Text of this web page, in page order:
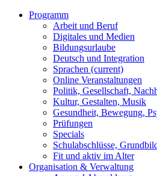
Programm
Arbeit und Beruf
Digitales und Medien
Bildungsurlaube
Deutsch und Integration
Sprachen (current)
Online Veranstaltungen
Politik, Gesellschaft,
Kultur, Gestalten, Musik
Gesundheit, Bewegung,
Prüfungen
Specials
Schulabschlüsse,
Fit und aktiv im Alter
Organisation & Verwaltung